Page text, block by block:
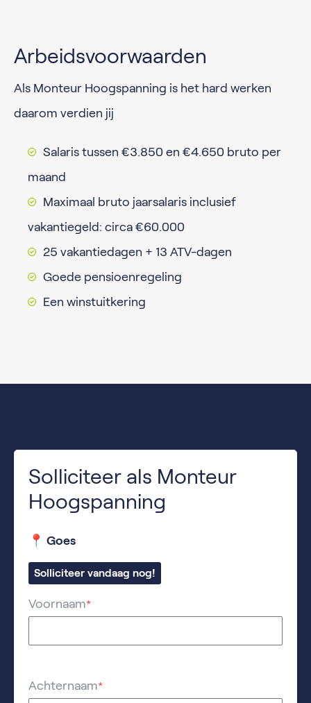
Arbeidsvoorwaarden
Als Monteur Hoogspanning is het hard werken
daarom verdien jij
Salaris tussen €3.850 en €4.650 bruto per
maand
Maximaal bruto jaarsalaris inclusief
vakantiegeld: circa €60.000
25 vakantiedagen + 13 ATV-dagen
Goede pensioenregeling
Een winstuitkering
Solliciteer als Monteur
Hoogspanning
📍 Goes
Solliciteer vandaag nog!
Voornaam*
Achternaam*